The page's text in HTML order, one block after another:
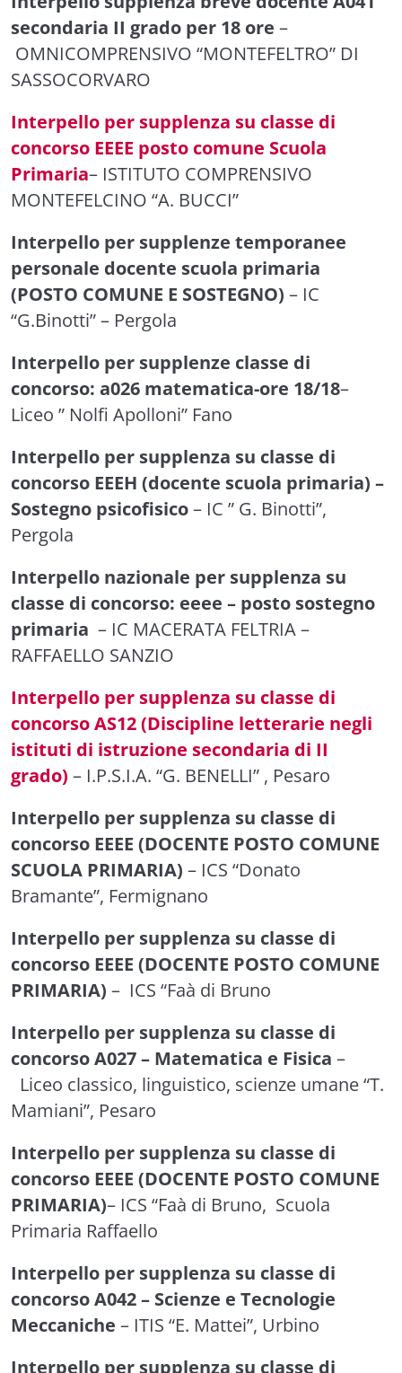
secondaria II grado per 18 ore –
OMNICOMPRENSIVO “MONTEFELTRO” DI
SASSOCORVARO
Interpello per supplenza su classe di
concorso EEEE posto comune Scuola
Primaria– ISTITUTO COMPRENSIVO
MONTEFELCINO “A. BUCCI”
Interpello per supplenze temporanee
personale docente scuola primaria
(POSTO COMUNE E SOSTEGNO) – IC
“G.Binotti” – Pergola
Interpello per supplenze classe di
concorso: a026 matematica-ore 18/18–
Liceo ” Nolfi Apolloni” Fano
Interpello per supplenza su classe di
concorso EEEH (docente scuola primaria) –
Sostegno psicofisico– IC ” G. Binotti”,
Pergola
Interpello nazionale per supplenza su
classe di concorso: eeee – posto sostegno
primaria – IC MACERATA FELTRIA –
RAFFAELLO SANZIO
Interpello per supplenza su classe di
concorso AS12 (Discipline letterarie negli
istituti di istruzione secondaria di II
grado) – I.P.S.I.A. “G. BENELLI” , Pesaro
Interpello per supplenza su classe di
concorso EEEE (DOCENTE POSTO COMUNE
SCUOLA PRIMARIA) – ICS “Donato
Bramante”, Fermignano
Interpello per supplenza su classe di
concorso EEEE (DOCENTE POSTO COMUNE
PRIMARIA) – ICS “Faà di Bruno
Interpello per supplenza su classe di
concorso A027 – Matematica e Fisica –
Liceo classico, linguistico, scienze umane “T.
Mamiani”, Pesaro
Interpello per supplenza su classe di
concorso EEEE (DOCENTE POSTO COMUNE
PRIMARIA)– ICS “Faà di Bruno, Scuola
Primaria Raffaello
Interpello per supplenza su classe di
concorso A042 – Scienze e Tecnologie
Meccaniche – ITIS “E. Mattei”, Urbino
Interpello per supplenza su classe di